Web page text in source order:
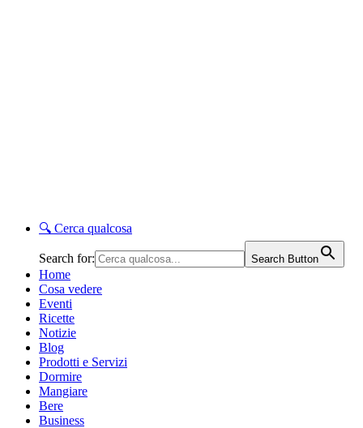
🔍 Cerca qualcosa
Search for: Search Button
Home
Cosa vedere
Eventi
Ricette
Notizie
Blog
Prodotti e Servizi
Dormire
Mangiare
Bere
Business